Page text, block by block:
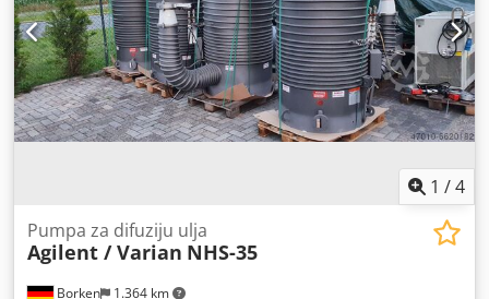
1 /4
Borken 1.364 km
Pumpa za difuziju ulja
Agilent / Varian NHS-35